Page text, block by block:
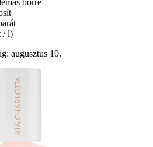
bőrre
/ l)
augusztus 10.